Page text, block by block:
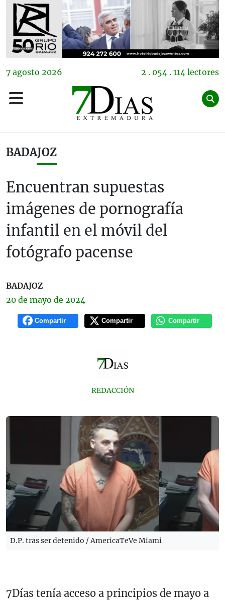
7 agosto 2026 2 . 054 . 114 lectores
BADAJOZ
Encuentran supuestas
imágenes de pornografía
infantil en el móvil del
fotógrafo pacense
BADAJOZ
20 de mayo de 2024
Compartir Compartir Compartir
REDACCIÓN
D.P. tras ser detenido / AmericaTeVe Miami
7Días tenía acceso a principios de mayo a